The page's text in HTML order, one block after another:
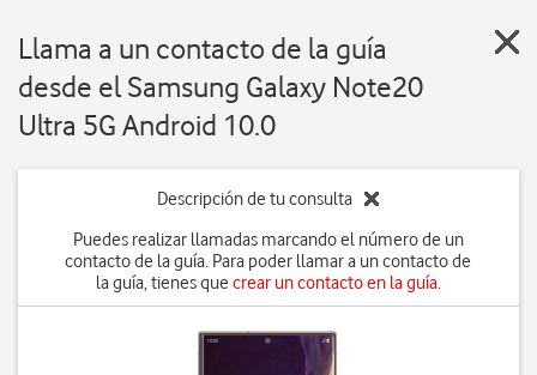
Llama a un contacto de la guía
desde el Samsung Galaxy Note20
Ultra 5G Android 10.0
Descripción de tu consulta
Puedes realizar llamadas marcando el número de un
contacto de la guía. Para poder llamar a un contacto de
la guía, tienes que crear un contacto en la guía.